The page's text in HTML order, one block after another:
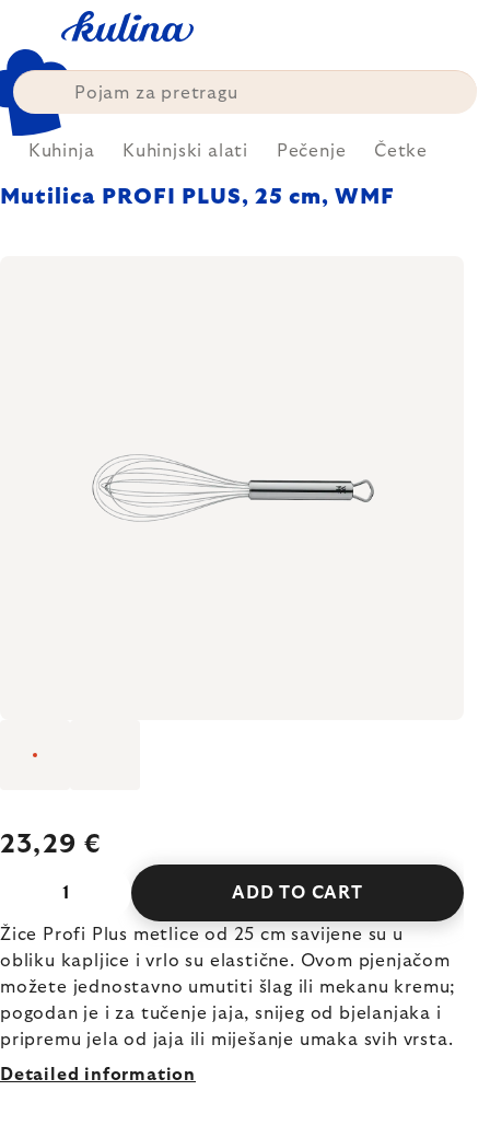
content
Kuhinja Kuhinjski alati Pečenje Četke
Mutilica PROFI PLUS, 25 cm, WMF
23,29 €
ADD TO CART
Žice Profi Plus metlice od 25 cm savijene su u
obliku kapljice i vrlo su elastične. Ovom pjenjačom
možete jednostavno umutiti šlag ili mekanu kremu;
pogodan je i za tučenje jaja, snijeg od bjelanjaka i
pripremu jela od jaja ili miješanje umaka svih vrsta.
Detailed information